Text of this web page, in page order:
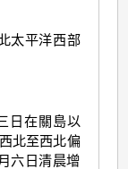
太平洋西部
日在關島以
北至西北偏
六日清晨增